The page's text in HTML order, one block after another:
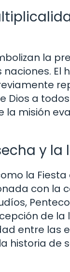
la
El
Dios a
la misión
y la
la Fiesta
con la
de la
entre las
historia de